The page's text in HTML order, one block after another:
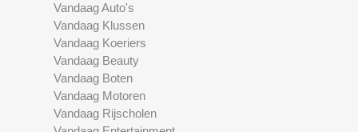
Vandaag Auto's
Vandaag Klussen
Vandaag Koeriers
Vandaag Beauty
Vandaag Boten
Vandaag Motoren
Vandaag Rijscholen